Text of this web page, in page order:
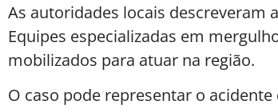
As autoridades locais descreveram
Equipes especializadas em
mobilizados para atuar na região.
O caso pode representar o